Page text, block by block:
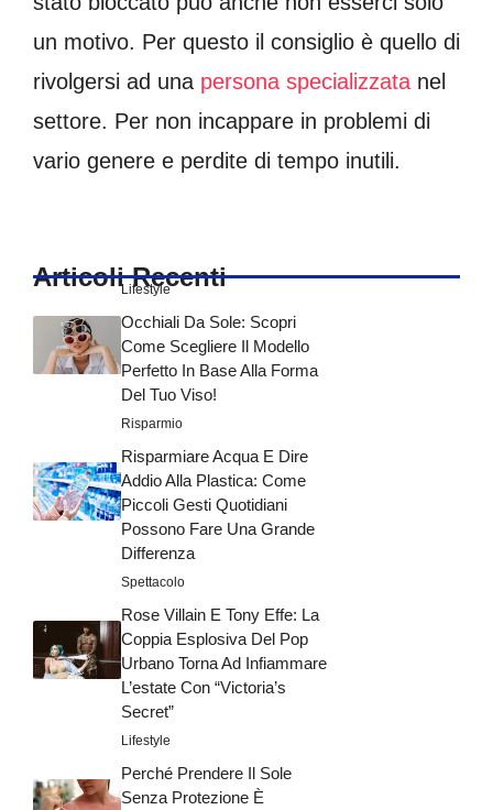
un motivo. Per questo il consiglio è quello di
rivolgersi ad una persona specializzata nel
settore. Per non incappare in problemi di
vario genere e perdite di tempo inutili.
Articoli Recenti
Lifestyle
Occhiali Da Sole: Scopri
Come Scegliere Il Modello
Perfetto In Base Alla Forma
Del Tuo Viso!
Risparmio
Risparmiare Acqua E Dire
Addio Alla Plastica: Come
Piccoli Gesti Quotidiani
Possono Fare Una Grande
Differenza
Spettacolo
Rose Villain E Tony Effe: La
Coppia Esplosiva Del Pop
Urbano Torna Ad Infiammare
L’estate Con “Victoria’s
Secret”
Lifestyle
Perché Prendere Il Sole
Senza Protezione È